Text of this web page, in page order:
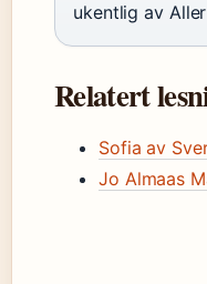
ukentlig av
Relatert
Sofia av
Jo Almaas